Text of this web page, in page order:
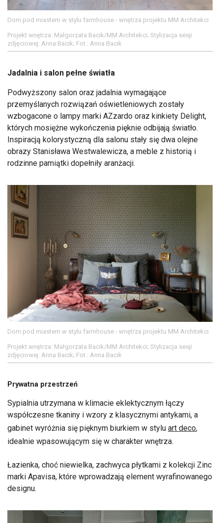
Dom pod miastem w stylu farmhouse - wnętrza projektu MM Architekci
Projekt wnętrza: Małgorzata Bacik/MM Architekci; Stylizacja sesji
zdjęciowej: Anna Bacik; Fot.: Anna Bacik
Jadalnia i salon pełne światła
Podwyższony salon oraz jadalnia wymagające
przemyślanych rozwiązań oświetleniowych zostały
wzbogacone o lampy marki AZzardo oraz kinkiety Delight,
których mosiężne wykończenia pięknie odbijają światło.
Inspiracją kolorystyczną dla salonu stały się dwa olejne
obrazy Stanisława Westwalewicza, a meble z historią i
rodzinne pamiątki dopełniły aranżacji.
Dom pod miastem w stylu farmhouse - wnętrza projektu MM Architekci
Projekt wnętrza: Małgorzata Bacik/MM Architekci; Stylizacja sesji
zdjęciowej: Anna Bacik; Fot.: Anna Bacik
Prywatna przestrzeń
Sypialnia utrzymana w klimacie eklektycznym łączy
współczesne tkaniny i wzory z klasycznymi antykami, a
gabinet wyróżnia się pięknym biurkiem w stylu art deco,
idealnie wpasowującym się w charakter wnętrza.
Łazienka, choć niewielka, zachwyca płytkami z kolekcji Zinc
marki Apavisa, które wprowadzają element wyrafinowanego
designu.